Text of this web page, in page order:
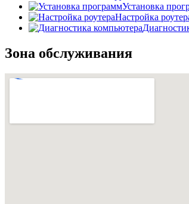
Установка
Настройка
Зона обслуживания